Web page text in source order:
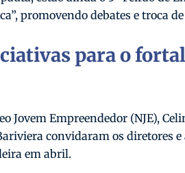
promovendo debates e troca
para o
Jovem Empreendedor (NJE),
convidaram os diretores e
em abril.